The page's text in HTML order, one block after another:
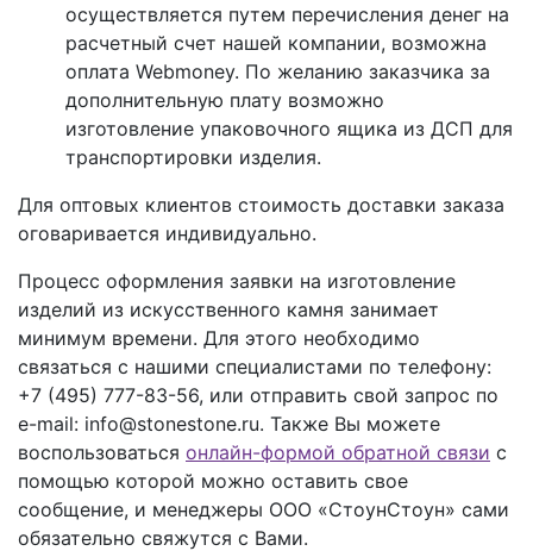
осуществляется путем перечисления денег на
расчетный счет нашей компании, возможна
оплата Webmoney. По желанию заказчика за
дополнительную плату возможно
изготовление упаковочного ящика из ДСП для
транспортировки изделия.
Для оптовых клиентов стоимость доставки заказа
оговаривается индивидуально.
Процесс оформления заявки на изготовление
изделий из искусственного камня занимает
минимум времени. Для этого необходимо
связаться с нашими специалистами по телефону:
+7 (495) 777-83-56, или отправить свой запрос по
e-mail: info@stonestone.ru. Также Вы можете
воспользоваться онлайн-формой обратной связи с
помощью которой можно оставить свое
сообщение, и менеджеры ООО «СтоунСтоун» сами
обязательно свяжутся с Вами.